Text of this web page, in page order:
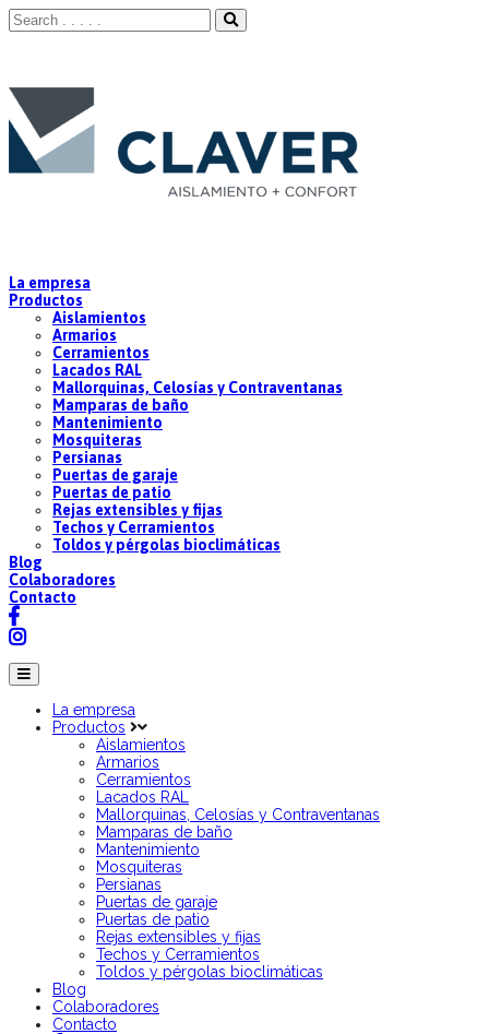
La empresa
Productos
Aislamientos
Armarios
Cerramientos
Lacados RAL
Mallorquinas, Celosías y Contraventanas
Mamparas de baño
Mantenimiento
Mosquiteras
Persianas
Puertas de garaje
Puertas de patio
Rejas extensibles y fijas
Techos y Cerramientos
Toldos y pérgolas bioclimáticas
Blog
Colaboradores
Contacto
La empresa
Productos
Aislamientos
Armarios
Cerramientos
Lacados RAL
Mallorquinas, Celosías y Contraventanas
Mamparas de baño
Mantenimiento
Mosquiteras
Persianas
Puertas de garaje
Puertas de patio
Rejas extensibles y fijas
Techos y Cerramientos
Toldos y pérgolas bioclimáticas
Blog
Colaboradores
Contacto